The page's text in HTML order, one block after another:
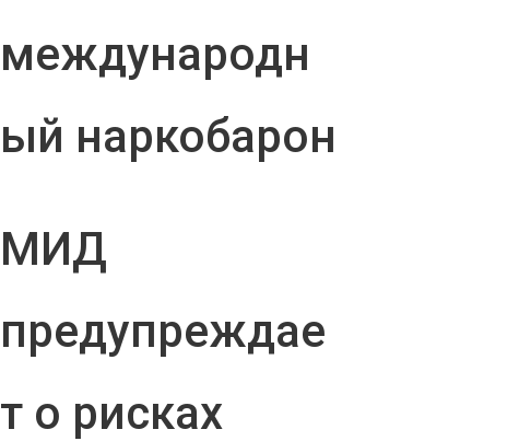
международн
ый наркобарон
МИД
предупреждае
т о рисках